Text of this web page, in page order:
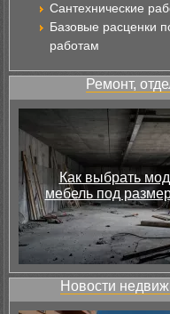
Сантехнические
Базовые расценки
работам
Ремонт,
Как выбрать
мебель под
Новости